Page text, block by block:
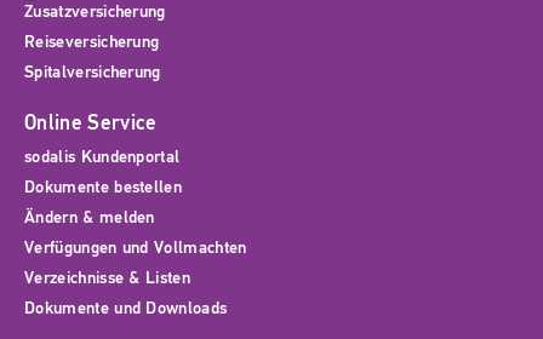
Zusatzversicherung
Reiseversicherung
Spitalversicherung
Online Service
sodalis Kundenportal
Dokumente bestellen
Ändern & melden
Verfügungen und Vollmachten
Verzeichnisse & Listen
Dokumente und Downloads